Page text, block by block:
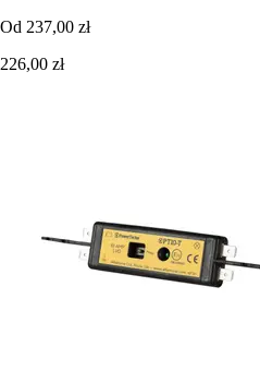
Od 237,00 zł
226,00 zł